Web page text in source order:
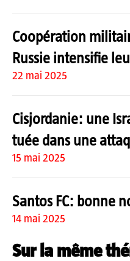
Coopération
Russie intensifie
22 mai 2025
Cisjordanie: une
tuée dans une
15 mai 2025
Santos FC: bonne
14 mai 2025
Sur la même